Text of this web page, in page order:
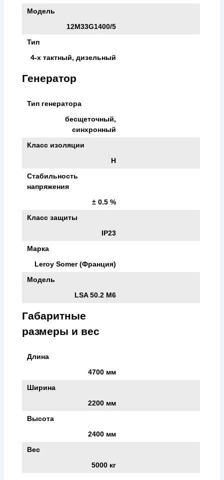
Модель
12M33G1400/5
Тип
4-х тактный, дизельный
Генератор
Тип генератора
бесщеточный,
синхронный
Класс изоляции
H
Стабильность
напряжения
± 0.5 %
Класс защиты
IP23
Марка
Leroy Somer (Франция)
Модель
LSA 50.2 M6
Габаритные
размеры и вес
Длина
4700 мм
Ширина
2200 мм
Высота
2400 мм
Вес
5000 кг